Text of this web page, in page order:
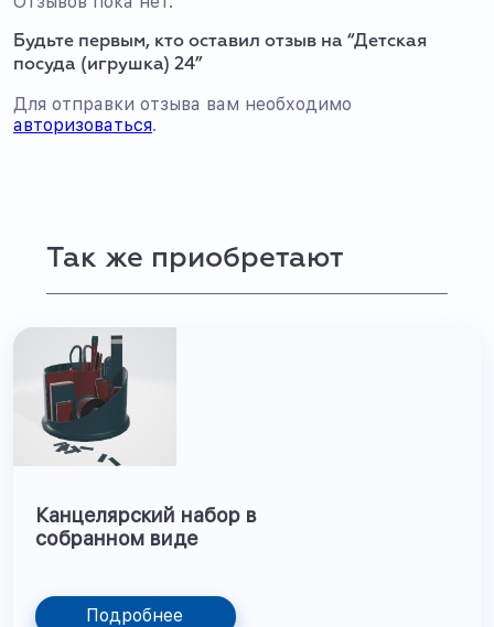
Будьте первым, кто оставил отзыв на “Детская
посуда (игрушка) 24”
Для отправки отзыва вам необходимо
авторизоваться.
Так же приобретают
Канцелярский набор в
собранном виде
Подробнее